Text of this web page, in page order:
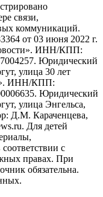
связи,
коммуникаций.
от 03 июня 2022 г.
ИНН/КПП:
Юридический
улица 30 лет
ИНН/КПП:
Юридический
улица Энгельса,
Д.М. Караченцева,
Для детей
с
правах. При
обязательна.